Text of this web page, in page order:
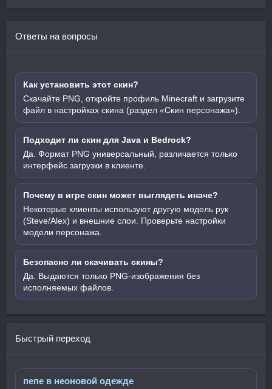
Ответы на вопросы
Как установить этот скин?
Скачайте PNG, откройте профиль Minecraft и загрузите
файл в настройках скина (раздел «Скин персонажа»).
Подходит ли скин для Java и Bedrock?
Да. Формат PNG универсальный, различается только
интерфейс загрузки в клиенте.
Почему в игре скин может выглядеть иначе?
Некоторые клиенты используют другую модель рук
(Steve/Alex) и внешние слои. Проверьте настройки
модели персонажа.
Безопасно ли скачивать скины?
Да. Выдаются только PNG-изображения без
исполняемых файлов.
Быстрый переход
пепе в неоновой одежде